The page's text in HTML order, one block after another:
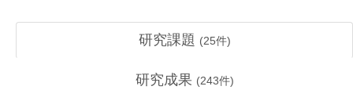
研究課題 (25件)
研究成果 (243件)